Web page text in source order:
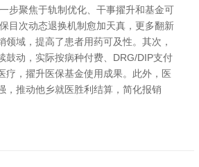
步聚焦于轨制优化、干事擢升和基金可
目次动态退换机制愈加天真，更多翻新
领域，提高了患者用药可及性。其次，
鼓动，实际按病种付费、DRG/DIP支付
疗，擢升医保基金使用成果。此外，医
，推动他乡就医胜利结算，简化报销